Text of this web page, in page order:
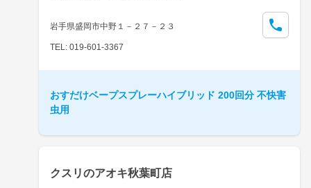
岩手県盛岡市中野１－２７－２３
TEL: 019-601-3367
おすだけベープスプレーハイブリッド 200回分 不快害
虫用
クスリのアオキ秋葉町店